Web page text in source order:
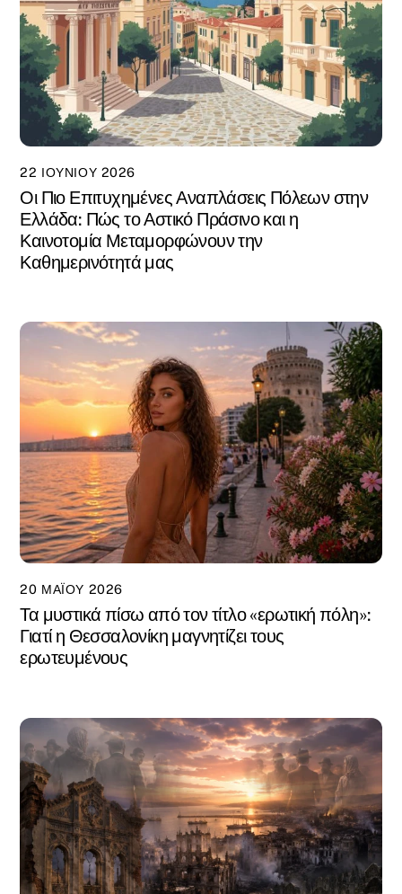
22 ΙΟΥΝΊΟΥ 2026
Οι Πιο Επιτυχημένες Αναπλάσεις Πόλεων στην
Ελλάδα: Πώς το Αστικό Πράσινο και η
Καινοτομία Μεταμορφώνουν την
Καθημερινότητά μας
20 ΜΑΪ́ΟΥ 2026
Τα μυστικά πίσω από τον τίτλο «ερωτική πόλη»:
Γιατί η Θεσσαλονίκη μαγνητίζει τους
ερωτευμένους